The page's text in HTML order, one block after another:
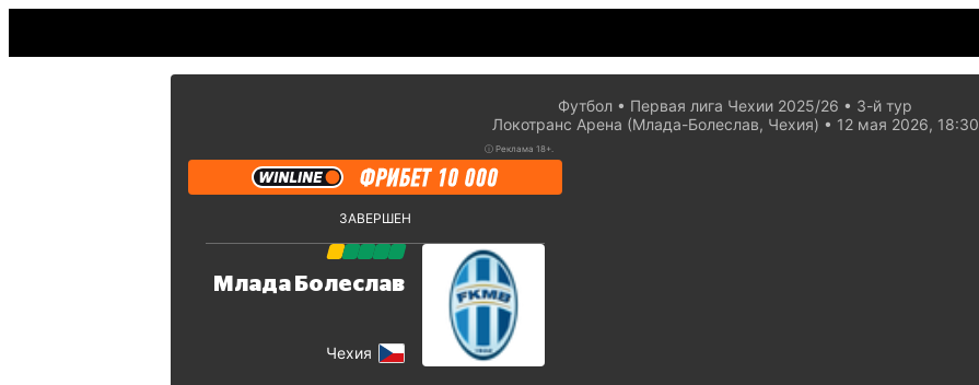
Футбол Первая лига Чехии 2025/26
3-й тур
Локотранс Арена (Млада-Болеслав, Чехия)
12 мая 2026, 18:30
ⓘ Реклама 18+.
ЗАВЕРШЕН
Млада Болеслав
Чехия